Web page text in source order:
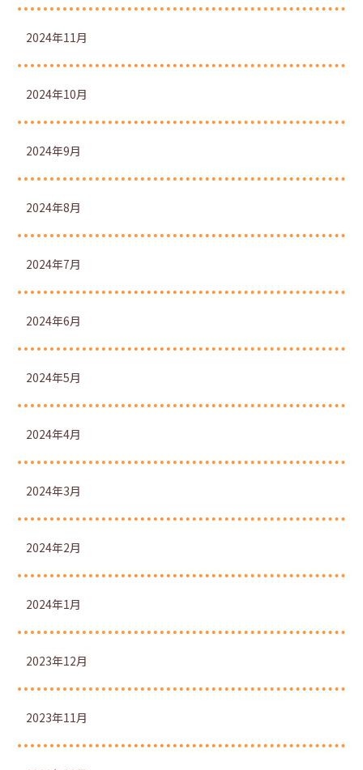
2024年11月
2024年10月
2024年9月
2024年8月
2024年7月
2024年6月
2024年5月
2024年4月
2024年3月
2024年2月
2024年1月
2023年12月
2023年11月